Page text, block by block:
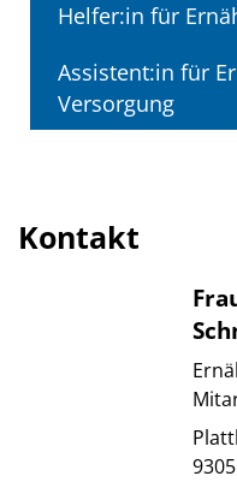
Helfer:in für
Assistent:in für
Versorgung
Kontakt